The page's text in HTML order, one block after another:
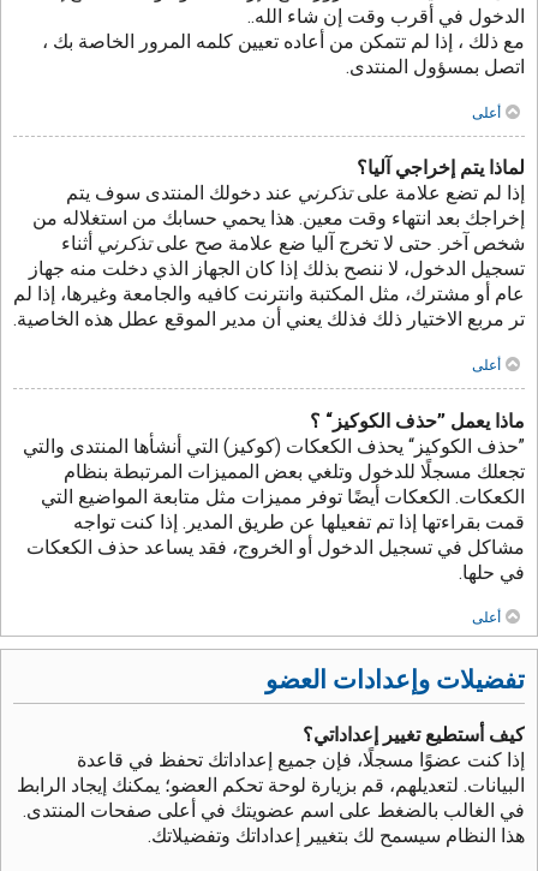
الدخول في أقرب وقت إن شاء الله..
مع ذلك ، إذا لم تتمكن من أعاده تعيين كلمه المرور الخاصة بك ،
اتصل بمسؤول المنتدى.
أعلى
لماذا يتم إخراجي آليا؟
إذا لم تضع علامة علىتذكرني عند دخولك المنتدى سوف يتم
إخراجك بعد انتهاء وقت معين. هذا يحمي حسابك من استغلاله من
شخص آخر. حتى لا تخرج آليا ضع علامة صح علىتذكرني أثناء
تسجيل الدخول، لا ننصح بذلك إذا كان الجهاز الذي دخلت منه جهاز
عام أو مشترك، مثل المكتبة وانترنت كافيه والجامعة وغيرها، إذا لم
تر مربع الاختيار ذلك فذلك يعني أن مدير الموقع عطل هذه الخاصية.
أعلى
ماذا يعمل ”حذف الكوكيز“ ؟
”حذف الكوكيز“ يحذف الكعكات (كوكيز) التي أنشأها المنتدى والتي
تجعلك مسجلًا للدخول وتلغي بعض المميزات المرتبطة بنظام
الكعكات. الكعكات أيضًا توفر مميزات مثل متابعة المواضيع التي
قمت بقراءتها إذا تم تفعيلها عن طريق المدير. إذا كنت تواجه
مشاكل في تسجيل الدخول أو الخروج، فقد يساعد حذف الكعكات
في حلها.
أعلى
تفضيلات وإعدادات العضو
كيف أستطيع تغيير إعداداتي؟
إذا كنت عضوًا مسجلًا، فإن جميع إعداداتك تحفظ في قاعدة
البيانات. لتعديلهم، قم بزيارة لوحة تحكم العضو؛ يمكنك إيجاد الرابط
في الغالب بالضغط على اسم عضويتك في أعلى صفحات المنتدى.
هذا النظام سيسمح لك بتغيير إعداداتك وتفضيلاتك.